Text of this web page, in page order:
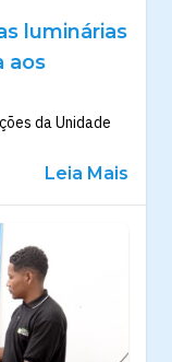
luminárias
aos
da Unidade
Leia Mais